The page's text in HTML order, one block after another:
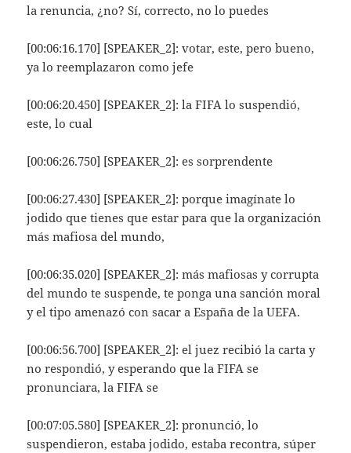
la renuncia, ¿no? Sí, correcto, no lo puedes
[00:06:16.170] [SPEAKER_2]: votar, este, pero bueno,
ya lo reemplazaron como jefe
[00:06:20.450] [SPEAKER_2]: la FIFA lo suspendió,
este, lo cual
[00:06:26.750] [SPEAKER_2]: es sorprendente
[00:06:27.430] [SPEAKER_2]: porque imagínate lo
jodido que tienes que estar para que la organización
más mafiosa del mundo,
[00:06:35.020] [SPEAKER_2]: más mafiosas y corrupta
del mundo te suspende, te ponga una sanción moral
y el tipo amenazó con sacar a España de la UEFA.
[00:06:56.700] [SPEAKER_2]: el juez recibió la carta y
no respondió, y esperando que la FIFA se
pronunciara, la FIFA se
[00:07:05.580] [SPEAKER_2]: pronunció, lo
suspendieron, estaba jodido, estaba recontra, súper